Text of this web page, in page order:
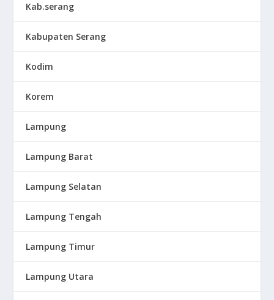
Kab.serang
Kabupaten Serang
Kodim
Korem
Lampung
Lampung Barat
Lampung Selatan
Lampung Tengah
Lampung Timur
Lampung Utara